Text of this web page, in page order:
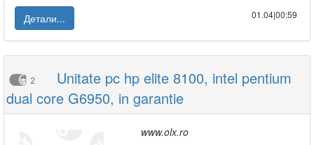
Детали...
01.04|00:59
2
Unitate pc hp elite 8100, intel pentium
dual core G6950, in garantie
www.olx.ro